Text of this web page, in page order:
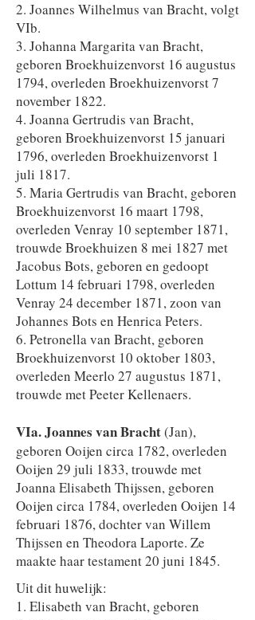
2. Joannes Wilhelmus van Bracht, volgt
VIb.
3. Johanna Margarita van Bracht,
geboren Broekhuizenvorst 16 augustus
1794, overleden Broekhuizenvorst 7
november 1822.
4. Joanna Gertrudis van Bracht,
geboren Broekhuizenvorst 15 januari
1796, overleden Broekhuizenvorst 1
juli 1817.
5. Maria Gertrudis van Bracht, geboren
Broekhuizenvorst 16 maart 1798,
overleden Venray 10 september 1871,
trouwde Broekhuizen 8 mei 1827 met
Jacobus Bots, geboren en gedoopt
Lottum 14 februari 1798, overleden
Venray 24 december 1871, zoon van
Johannes Bots en Henrica Peters.
6. Petronella van Bracht, geboren
Broekhuizenvorst 10 oktober 1803,
overleden Meerlo 27 augustus 1871,
trouwde met Peeter Kellenaers.
​​VIa. Joannes van Bracht(Jan),
geboren Ooijen circa 1782, overleden
Ooijen 29 juli 1833, trouwde met
Joanna Elisabeth Thijssen, geboren
Ooijen circa 1784, overleden Ooijen 14
februari 1876, dochter van Willem
Thijssen en Theodora Laporte. Ze
maakte haar testament 20 juni 1845.
Uit dit huwelijk:
1. Elisabeth van Bracht, geboren